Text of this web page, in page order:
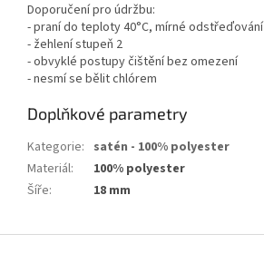
Doporučení pro údržbu:
- praní do teploty 40°C, mírné odstřeďování
- žehlení stupeň 2
- obvyklé postupy čištění bez omezení
- nesmí se bělit chlórem
Doplňkové parametry
Kategorie: satén - 100% polyester
Materiál:
100% polyester
Šíře: 18 mm